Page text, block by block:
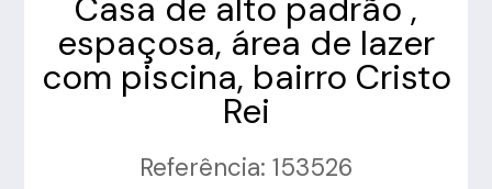
Casa de alto padrão ,
espaçosa, área de lazer
com piscina, bairro Cristo
Rei
Referência: 153526